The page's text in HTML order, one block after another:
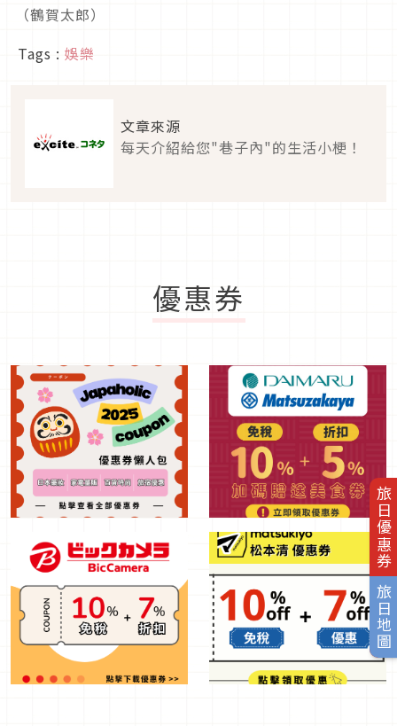
旅日優惠券
旅日地圖
（鶴賀太郎）
Tags : 娛樂
文章來源
每天介紹給您"巷子內"的生活小梗！
優惠券